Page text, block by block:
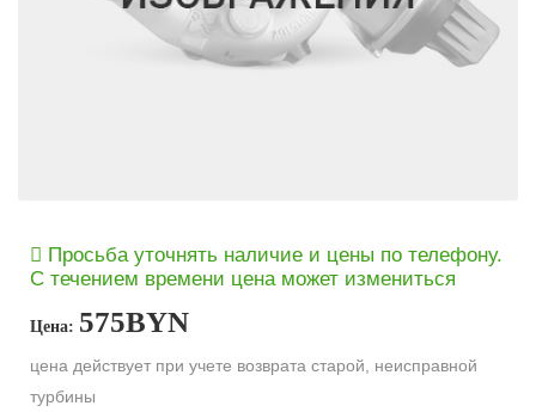
Просьба уточнять наличие и цены по телефону.
С течением времени цена может измениться
Цена: 575BYN
цена действует при учете возврата старой, неисправной
турбины